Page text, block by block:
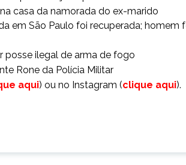
casa da namorada do ex-marido
em São Paulo foi recuperada; homem
posse ilegal de arma de fogo
Rone da Polícia Militar
aqui) ou no Instagram (clique aqui).